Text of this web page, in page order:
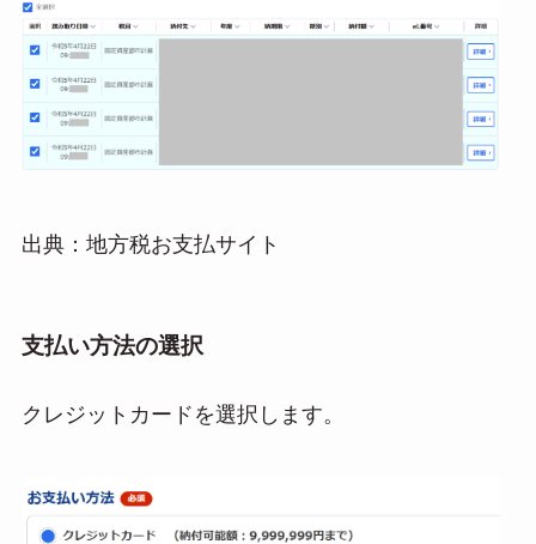
出典：地方税お支払サイト
支払い方法の選択
クレジットカードを選択します。